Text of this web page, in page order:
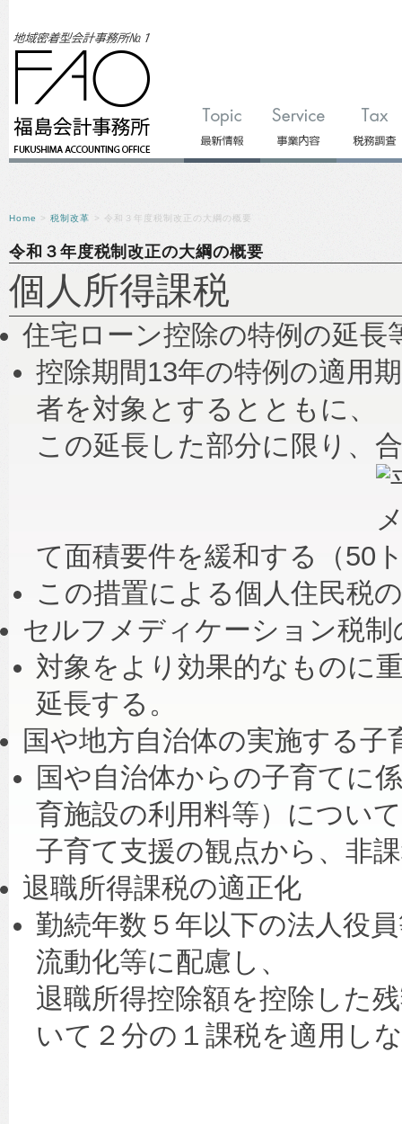
Home >税制改革 > 令和３年度税制改正の大綱の概要
令和３年度税制改正の大綱の概要
個人所得課税
住宅ローン控除の特例の延長
控除期間13年の特例の適用
者を対象とするとともに、
この延長した部分に限り、
て面積要件を緩和する（50
この措置による個人住民税
セルフメディケーション税制
対象をより効果的なものに
延長する。
国や地方自治体の実施する
国や自治体からの子育てに
育施設の利用料等）につい
子育て支援の観点から、非
退職所得課税の適正化
勤続年数５年以下の法人役
流動化等に配慮し、
退職所得控除額を控除した
いて２分の１課税を適用し